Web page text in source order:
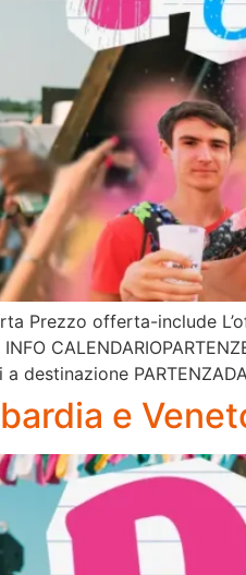
Prezzo offerta-include
destinazione
e